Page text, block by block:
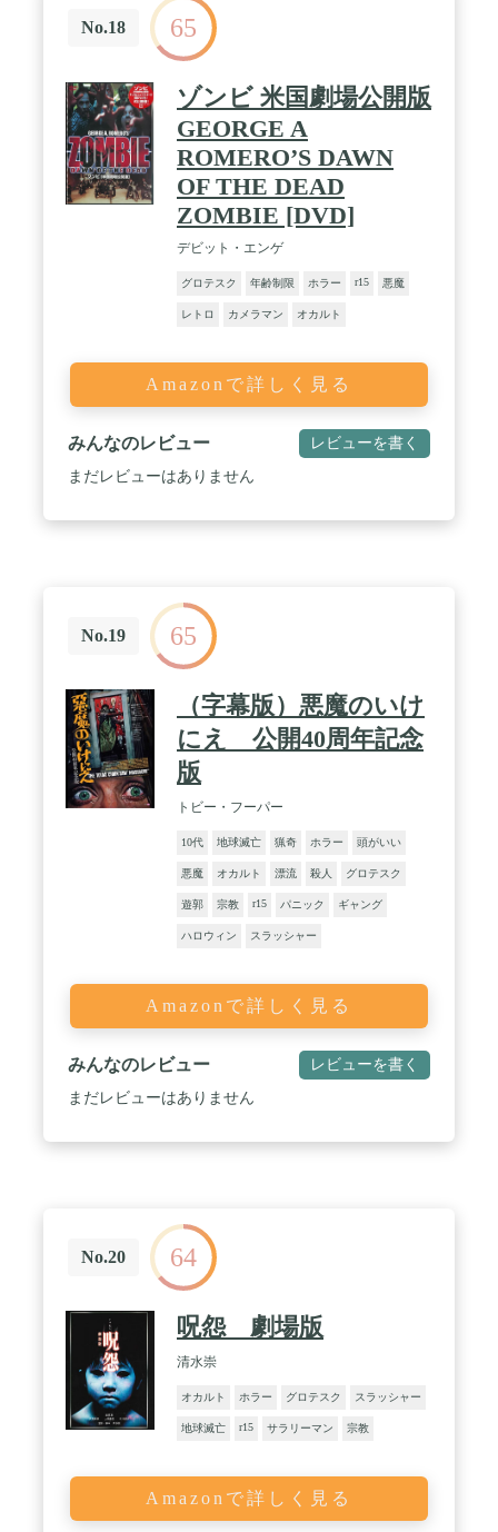
No.18 65
ゾンビ 米国劇場公開版
GEORGE A
ROMERO’S DAWN
OF THE DEAD
ZOMBIE [DVD]
デビット・エンゲ
グロテスク 年齢制限 ホラー r15 悪魔
レトロ カメラマン オカルト
Amazonで詳しく見る
みんなのレビュー レビューを書く
まだレビューはありません
No.19 65
（字幕版）悪魔のいけ
にえ 公開40周年記念
版
トビー・フーパー
10代 地球滅亡 猟奇 ホラー 頭がいい
悪魔 オカルト 漂流 殺人 グロテスク
遊郭 宗教 r15 パニック ギャング
ハロウィン スラッシャー
Amazonで詳しく見る
みんなのレビュー レビューを書く
まだレビューはありません
No.20 64
呪怨 劇場版
清水崇
オカルト ホラー グロテスク スラッシャー
地球滅亡 r15 サラリーマン 宗教
Amazonで詳しく見る